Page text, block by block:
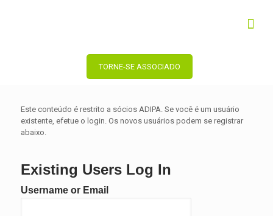
TORNE-SE ASSOCIADO
Este conteúdo é restrito a sócios ADIPA. Se você é um usuário
existente, efetue o login. Os novos usuários podem se registrar
abaixo.
Existing Users Log In
Username or Email